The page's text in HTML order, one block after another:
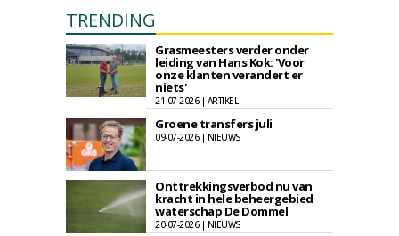
TRENDING
Grasmeesters verder onder
leiding van Hans Kok: 'Voor
onze klanten verandert er
niets'
21-07-2026 | ARTIKEL
Groene transfers juli
09-07-2026 | NIEUWS
Onttrekkingsverbod nu van
kracht in hele beheergebied
waterschap De Dommel
20-07-2026 | NIEUWS